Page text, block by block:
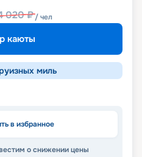
020₽/ чел
каюты
миль
в избранное
о снижении цены